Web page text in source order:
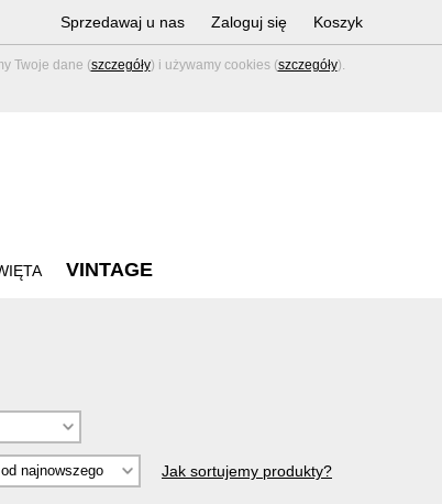
Twoje dane (szczegóły) i używamy cookies (szczegóły).
Sprzedawaj u nas Zaloguj się Koszyk
VINTAGE
Jak sortujemy produkty?